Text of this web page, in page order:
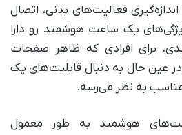
فعالیت‌های بدنی، اتصال
یک ساعت هوشمند رو دارا
برای افرادی که ظاهر صفحات
عین حال به دنبال قابلیت‌های یک
به نظر می‌رسه.
هوشمند به طور معمول